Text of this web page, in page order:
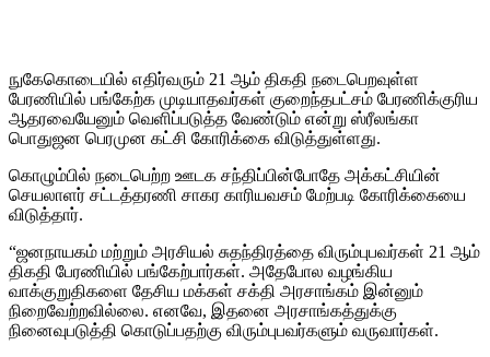
நுகேகொடையில் எதிர்வரும் 21 ஆம் திகதி நடைபெறவுள்ள
பேரணியில் பங்கேற்க முடியாதவர்கள் குறைந்தபட்சம் பேரணிக்குரிய
ஆதரவையேனும் வெளிப்படுத்த வேண்டும் என்று ஸ்ரீலங்கா
பொதுஜன பெரமுன கட்சி கோரிக்கை விடுத்துள்ளது.
கொழும்பில் நடைபெற்ற ஊடக சந்திப்பின்போதே அக்கட்சியின்
செயலாளர் சட்டத்தரணி சாகர காரியவசம் மேற்படி கோரிக்கையை
விடுத்தார்.
“ஜனநாயகம் மற்றும் அரசியல் சுதந்திரத்தை விரும்புபவர்கள் 21 ஆம்
திகதி பேரணியில் பங்கேற்பார்கள். அதேபோல வழங்கிய
வாக்குறுதிகளை தேசிய மக்கள் சக்தி அரசாங்கம் இன்னும்
நிறைவேற்றவில்லை. எனவே, இதனை அரசாங்கத்துக்கு
நினைவுபடுத்தி கொடுப்பதற்கு விரும்புபவர்களும் வருவார்கள்.